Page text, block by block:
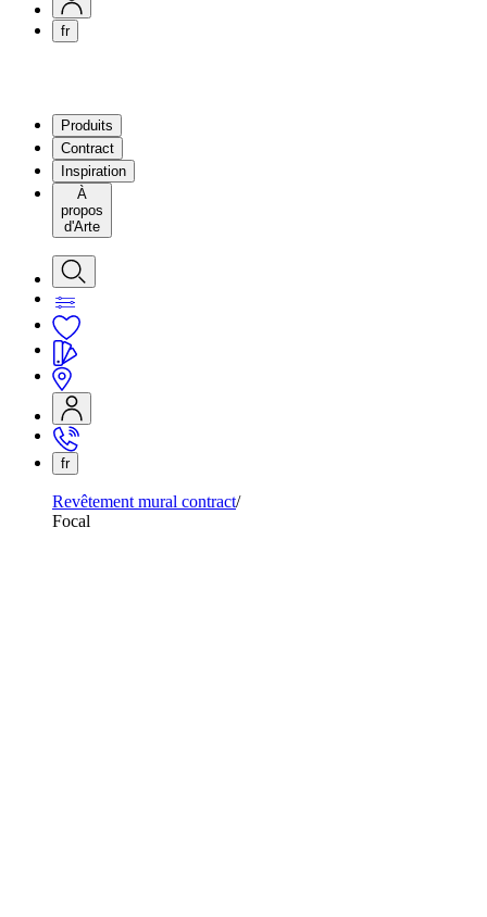
fr
Produits
Contract
Inspiration
À
propos
d'Arte
fr
Revêtement mural contract
Focal